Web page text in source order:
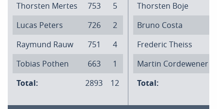
Thorsten Mertes 753
5
Lucas Peters
726
2
Raymund Rauw
751
4
Tobias Pothen
663
1
Total:
2893 12
Thorsten Boje
Bruno Costa
Frederic Theiss
Martin Cordewener
Total: